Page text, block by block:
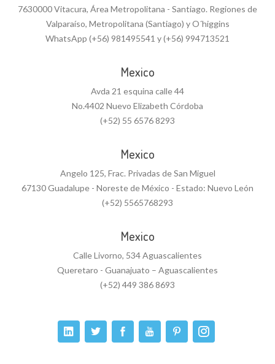
7630000 Vitacura, Área Metropolitana - Santiago. Regiones de
Valparaíso, Metropolitana (Santiago) y O´higgins
WhatsApp (+56) 981495541 y (+56) 994713521
Mexico
Avda 21 esquina calle 44
No.4402 Nuevo Elizabeth Córdoba
(+52) 55 6576 8293
Mexico
Angelo 125, Frac. Privadas de San Miguel
67130 Guadalupe - Noreste de México - Estado: Nuevo León
(+52) 5565768293
Mexico
Calle Livorno, 534 Aguascalientes
Queretaro - Guanajuato – Aguascalientes
(+52) 449 386 8693